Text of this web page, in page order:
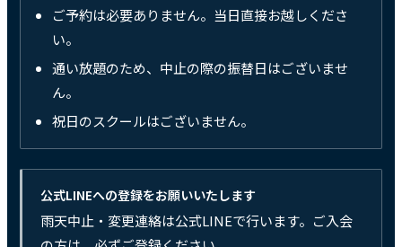
ご予約は必要ありません。当日直接お越しくださ
い。
通い放題のため、中止の際の振替日はございませ
ん。
祝日のスクールはございません。
公式LINEへの登録をお願いいたします
雨天中止・変更連絡は公式LINEで行います。ご入会